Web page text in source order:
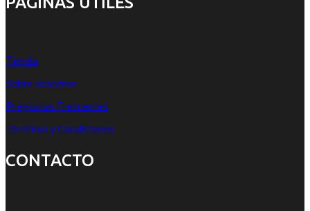
Tienda
Sobre nosotros
Preguntas Frecuentes
Términos y Condiciones
CONTACTO